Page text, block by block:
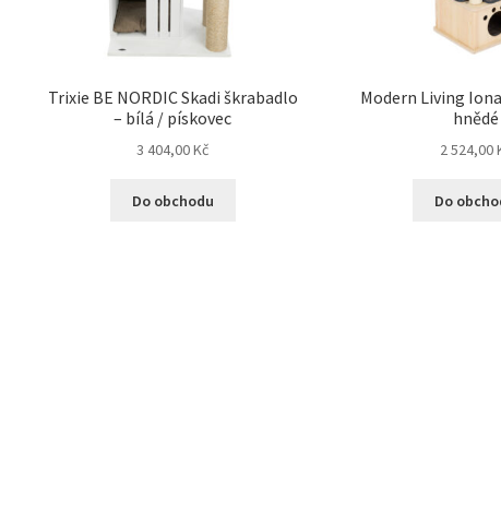
Trixie BE NORDIC Skadi škrabadlo
– bílá / pískovec
3 404,00Kč
Do obchodu
Modern Living
hnědé
2 524,00
Do